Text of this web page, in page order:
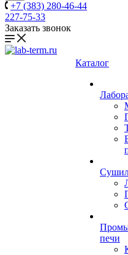
+7 (383) 280-46-44
227-75-33
Заказать звонок
Каталог
печи